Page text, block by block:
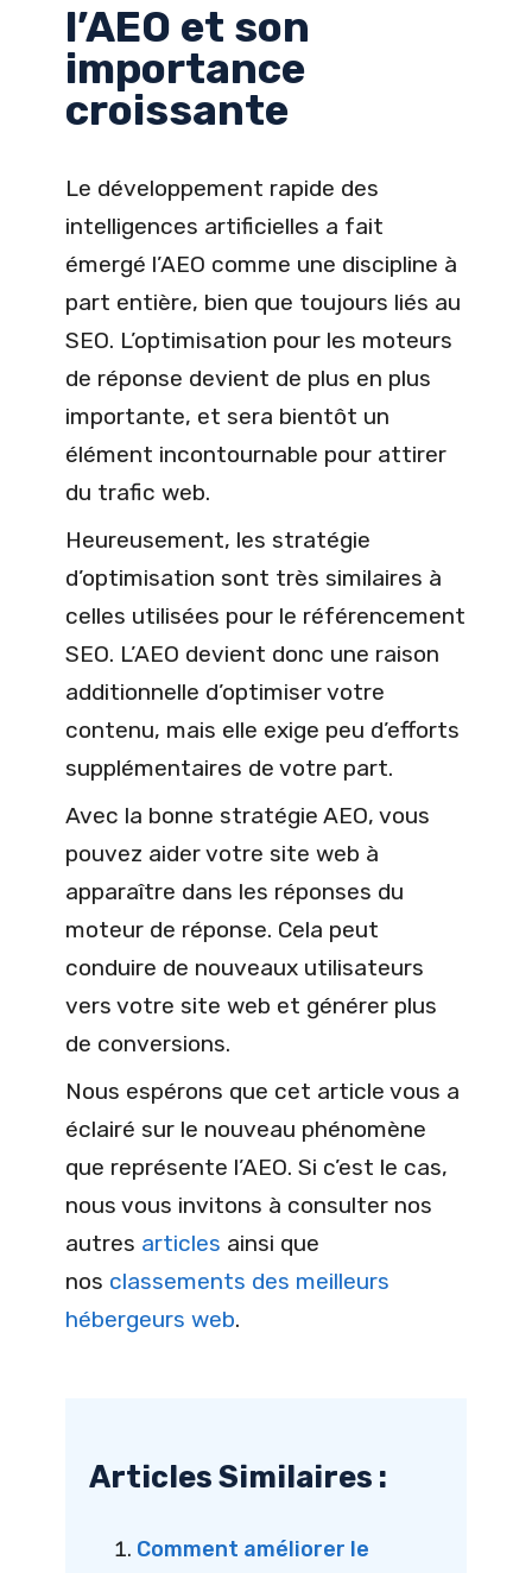
l’AEO et son
importance
croissante
Le développement rapide des
intelligences artificielles a fait
émergé l’AEO comme une discipline à
part entière, bien que toujours liés au
SEO. L’optimisation pour les moteurs
de réponse devient de plus en plus
importante, et sera bientôt un
élément incontournable pour attirer
du trafic web.
Heureusement, les stratégie
d’optimisation sont très similaires à
celles utilisées pour le référencement
SEO. L’AEO devient donc une raison
additionnelle d’optimiser votre
contenu, mais elle exige peu d’efforts
supplémentaires de votre part.
Avec la bonne stratégie AEO, vous
pouvez aider votre site web à
apparaître dans les réponses du
moteur de réponse. Cela peut
conduire de nouveaux utilisateurs
vers votre site web et générer plus
de conversions.
Nous espérons que cet article vous a
éclairé sur le nouveau phénomène
que représente l’AEO. Si c’est le cas,
nous vous invitons à consulter nos
autres articles ainsi que
nos classements des meilleurs
hébergeurs web.
Articles Similaires :
Comment améliorer le